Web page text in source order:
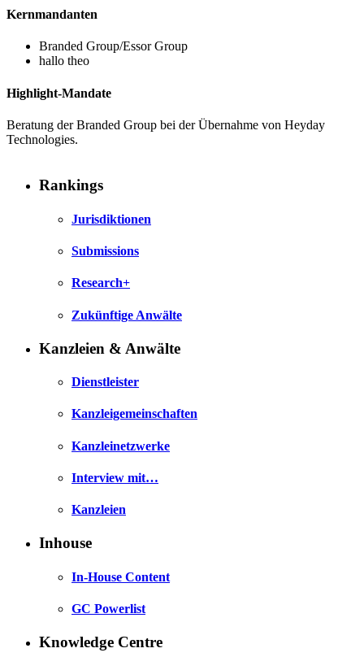
Kernmandanten
Branded Group/Essor Group
hallo theo
Highlight-Mandate
Beratung der Branded Group bei der Übernahme von Heyday
Technologies.
Rankings
Jurisdiktionen
Submissions
Research+
Zukünftige Anwälte
Kanzleien & Anwälte
Dienstleister
Kanzleigemeinschaften
Kanzleinetzwerke
Interview mit…
Kanzleien
Inhouse
In-House Content
GC Powerlist
Knowledge Centre